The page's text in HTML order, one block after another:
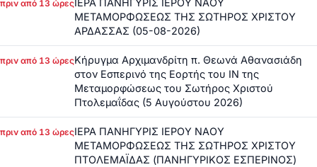
πριν από 13 ώρεςΙΕΡΑ ΠΑΝΗΓΥΡΙΣ ΙΕΡΟΥ ΝΑΟΥ
ΜΕΤΑΜΟΡΦΩΣΕΩΣ ΤΗΣ ΣΩΤΗΡΟΣ ΧΡΙΣΤΟΥ
ΑΡΔΑΣΣΑΣ (05-08-2026)
πριν από 13 ώρεςΚήρυγμα Αρχιμανδρίτη π. Θεωνά Αθανασιάδη
στον Εσπερινό της Εορτής του ΙΝ της
Μεταμορφώσεως του Σωτήρος Χριστού
Πτολεμαΐδας (5 Αυγούστου 2026)
πριν από 13 ώρεςΙΕΡΑ ΠΑΝΗΓΥΡΙΣ ΙΕΡΟΥ ΝΑΟΥ
ΜΕΤΑΜΟΡΦΩΣΕΩΣ ΤΗΣ ΣΩΤΗΡΟΣ ΧΡΙΣΤΟΥ
ΠΤΟΛΕΜΑΪΔΑΣ (ΠΑΝΗΓΥΡΙΚΟΣ ΕΣΠΕΡΙΝΟΣ)